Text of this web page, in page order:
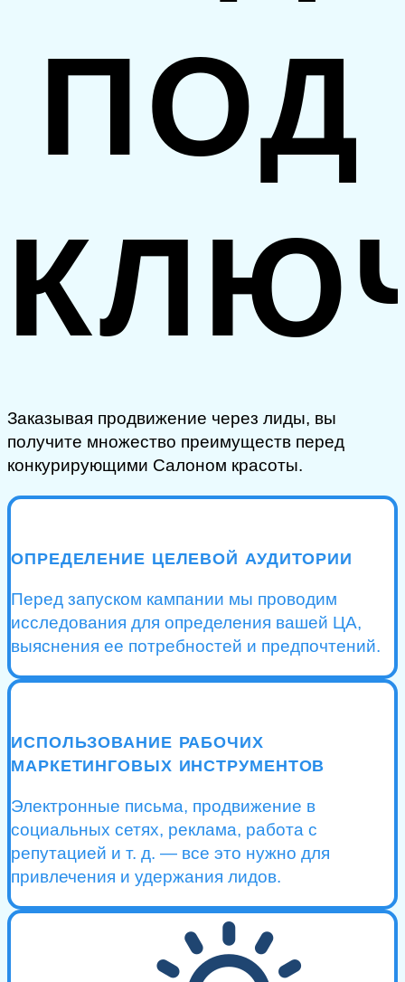
ПОД
Заказывая продвижение через лиды, вы
получите множество преимуществ перед
конкурирующими Салоном красоты.
ОПРЕДЕЛЕНИЕ ЦЕЛЕВОЙ АУДИТОРИИ
Перед запуском кампании мы проводим
исследования для определения вашей ЦА,
выяснения ее потребностей и предпочтений.
ИСПОЛЬЗОВАНИЕ РАБОЧИХ
МАРКЕТИНГОВЫХ ИНСТРУМЕНТОВ
Электронные письма, продвижение в
социальных сетях, реклама, работа с
репутацией и т. д. — все это нужно для
привлечения и удержания лидов.